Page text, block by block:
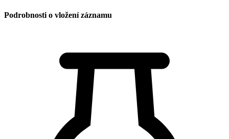
Podrobnosti o vložení záznamu